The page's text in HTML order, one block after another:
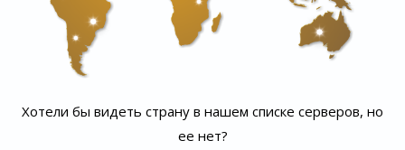
Хотели бы видеть страну в нашем списке серверов, но
ее нет?